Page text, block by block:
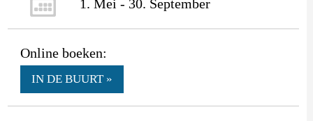
1. Mei - 30. September
Online boeken:
IN DE BUURT »